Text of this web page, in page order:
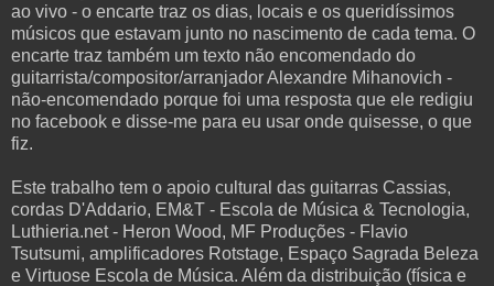
ao vivo - o encarte traz os dias, locais e os queridíssimos
músicos que estavam junto no nascimento de cada tema. O
encarte traz também um texto não encomendado do
guitarrista/compositor/arranjador Alexandre Mihanovich -
não-encomendado porque foi uma resposta que ele redigiu
no facebook e disse-me para eu usar onde quisesse, o que
fiz.
Este trabalho tem o apoio cultural das guitarras Cassias,
cordas D'Addario, EM&T - Escola de Música & Tecnologia,
Luthieria.net - Heron Wood, MF Produções - Flavio
Tsutsumi, amplificadores Rotstage, Espaço Sagrada Beleza
e Virtuose Escola de Música. Além da distribuição (física e